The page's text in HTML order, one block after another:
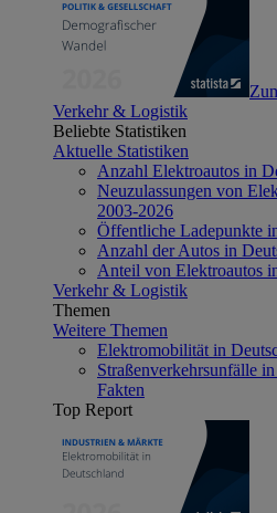
Verkehr & Logistik
Beliebte Statistiken
Aktuelle Statistiken
Anzahl Elektroautos in
Neuzulassungen von
2003-2026
Öffentliche Ladepunkte
Anzahl der Autos in
Anteil von Elektroautos
Verkehr & Logistik
Themen
Weitere Themen
Elektromobilität in
Straßenverkehrsunfälle
Fakten
Top Report